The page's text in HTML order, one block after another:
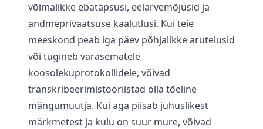
võimalikke ebatäpsusi, eelarvemõjusid ja
andmeprivaatsuse kaalutlusi. Kui teie
meeskond peab iga päev põhjalikke arutelusid
või tugineb varasematele
koosolekuprotokollidele, võivad
transkribeerimistööriistad olla tõeline
mängumuutja. Kui aga piisab juhuslikest
märkmetest ja kulu on suur mure, võivad